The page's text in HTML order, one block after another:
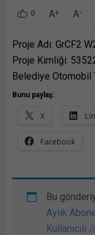
0 A+ A-
Proje Adı: GrCF2
Proje Kimliği:
Belediye Otomobil
Bunu paylaş:
X
Facebook
Bu
Aylık
Kullanıcılı